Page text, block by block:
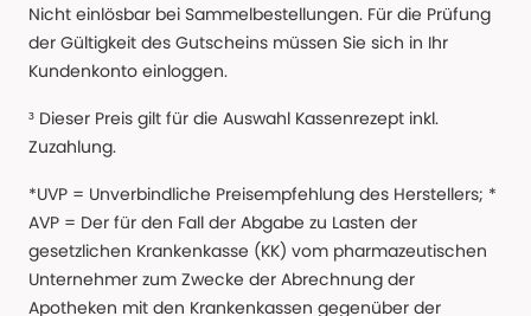
Nicht einlösbar bei Sammelbestellungen. Für die Prüfung
der Gültigkeit des Gutscheins müssen Sie sich in Ihr
Kundenkonto einloggen.
³ Dieser Preis gilt für die Auswahl Kassenrezept inkl.
Zuzahlung.
*UVP = Unverbindliche Preisempfehlung des Herstellers; *
AVP = Der für den Fall der Abgabe zu Lasten der
gesetzlichen Krankenkasse (KK) vom pharmazeutischen
Unternehmer zum Zwecke der Abrechnung der
Apotheken mit den Krankenkassen gegenüber der